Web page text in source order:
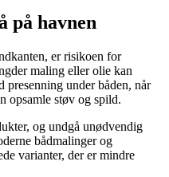
på havnen
er risikoen for
maling eller olie kan
under båden, når
opsamle støv og spild.
og undgå unødvendig
bådmalinger og
varianter, der er mindre